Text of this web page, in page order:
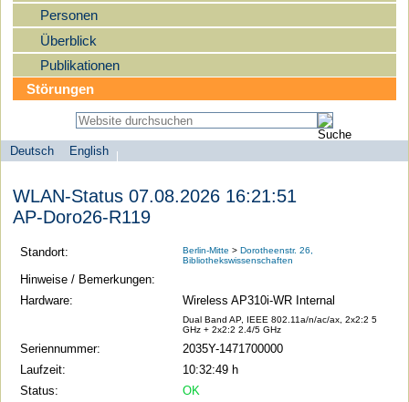
Personen
Überblick
Publikationen
Störungen
Sprachauswahl
Deutsch
English
search-menu
Universität
zu
Berlin
Computer-
WLAN-Status 07.08.2026 16:21:51
AP-Doro26-R119
Standort: Berlin-Mitte >Dorotheenstr. 26,
Bibliothekswissenschaften
Hinweise / Bemerkungen:
Hardware:
Wireless AP310i-WR Internal
Dual Band AP, IEEE 802.11a/n/ac/ax, 2x2:2 5
GHz + 2x2:2 2.4/5 GHz
Seriennummer:
2035Y-1471700000
Laufzeit:
10:32:49 h
Status:
OK